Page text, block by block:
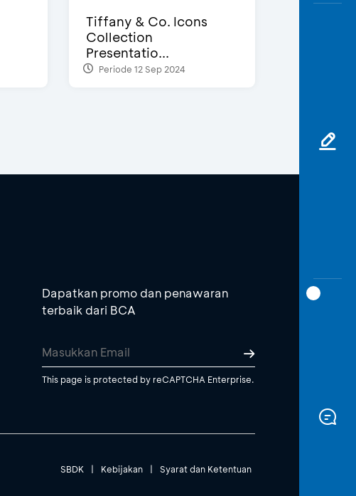
Tiffany & Co. Icons
Collection
Presentatio...
Periode 12 Sep 2024
Dapatkan promo dan penawaran
terbaik dari BCA
This page is protected by reCAPTCHA Enterprise.
SBDK | Kebijakan | Syarat dan Ketentuan